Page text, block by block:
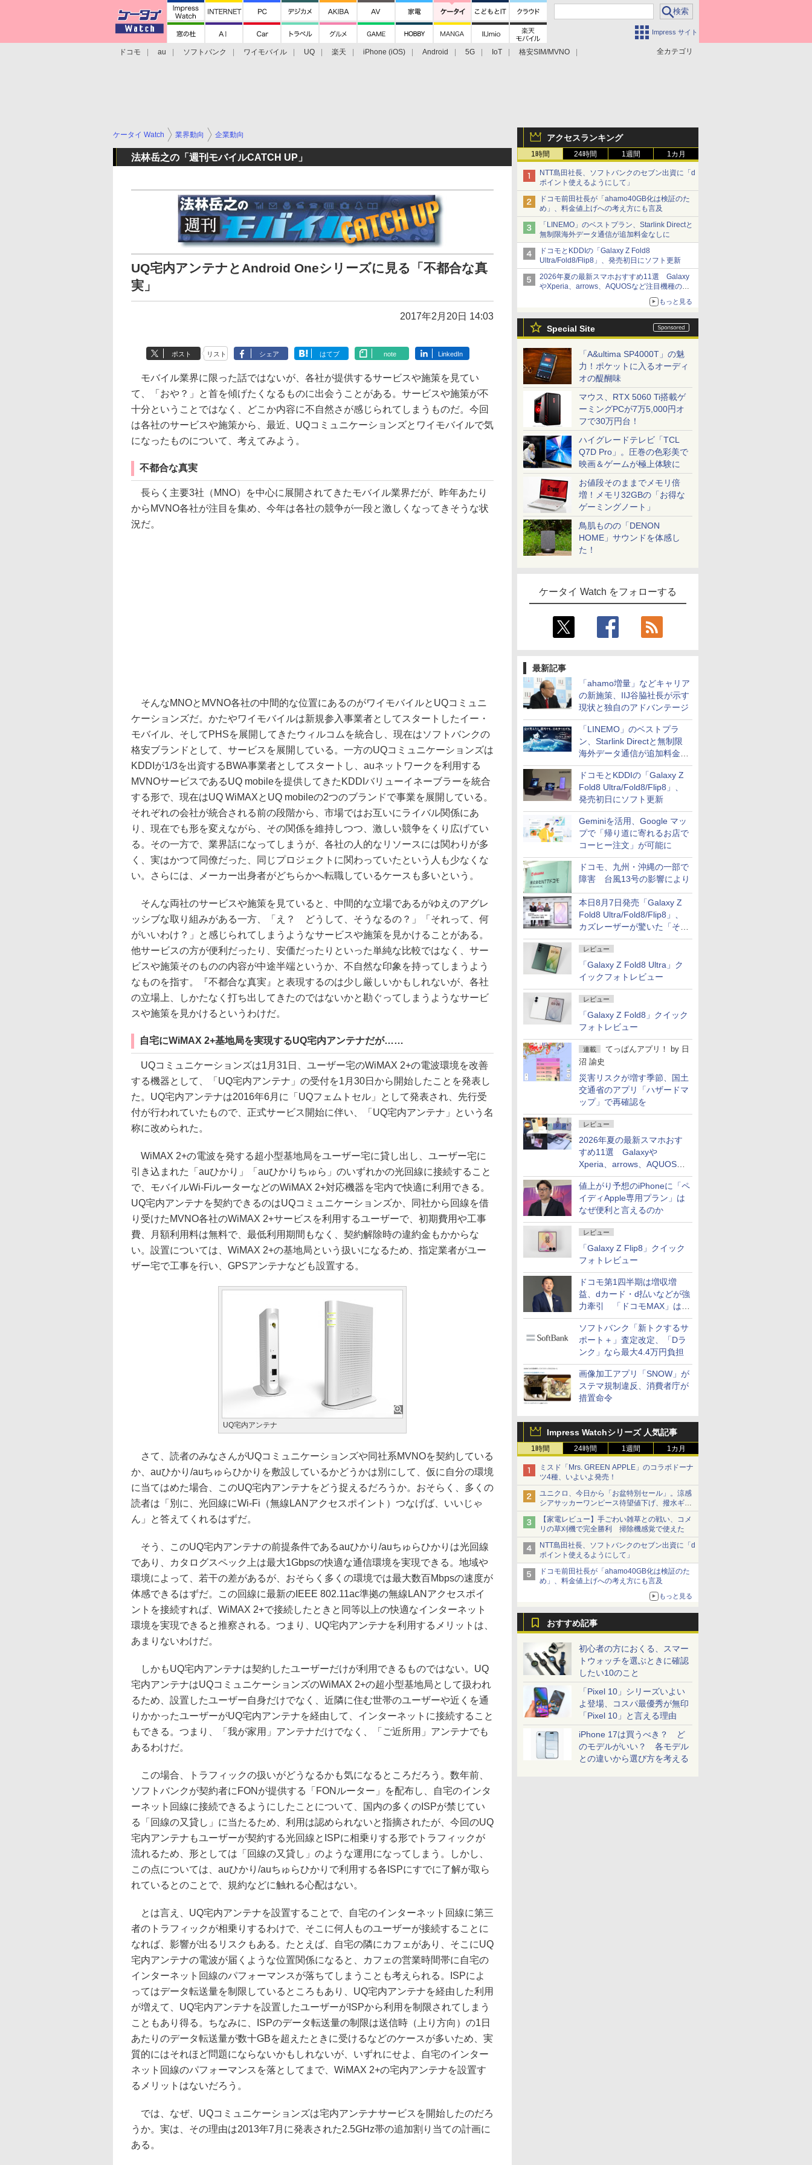
Impress サイト
全カテゴリ
ドコモ au ソフトバンク ワイモバイル UQ 楽天 iPhone (iOS) Android 5G IoT
格安SIM/MVNO
アクセスランキング
1時間 24時間 1週間 1カ月
NTT島田社長、ソフトバンクのセブン出資に「d
ポイント使えるようにして」
ドコモ前田社長が「ahamo40GB化は検証のた
め」、料金値上げへの考え方にも言及
「LINEMO」のベストプラン、Starlink Directと
無制限海外データ通信が追加料金なしに
ドコモとKDDIの「Galaxy Z Fold8
Ultra/Fold8/Flip8」、発売初日にソフト更新
2026年夏の最新スマホおすすめ11選 Galaxy
やXperia、arrows、AQUOSなど注目機種の特
もっと見る
Special Site
「A&ultima SP4000T」の魅
力！ポケットに入るオーディ
オの醍醐味
マウス、RTX 5060 Ti搭載ゲ
ーミングPCが7万5,000円オ
フで30万円台！
ハイグレードテレビ「TCL
Q7D Pro」。圧巻の色彩美で
映画＆ゲームが極上体験に
お値段そのままでメモリ倍
増！メモリ32GBの「お得な
ゲーミングノート」
鳥肌ものの「DENON
HOME」サウンドを体感し
た！
ケータイ Watch をフォローする
最新記事
「ahamo増量」などキャリア
の新施策、IIJ谷脇社長が示す
現状と独自のアドバンテージ
「LINEMO」のベストプラ
ン、Starlink Directと無制限
海外データ通信が追加料金な
しに
ドコモとKDDIの「Galaxy Z
Fold8 Ultra/Fold8/Flip8」、
発売初日にソフト更新
Geminiを活用、Google マッ
プで「帰り道に寄れるお店で
コーヒー注文」が可能に
ドコモ、九州・沖縄の一部で
障害 台風13号の影響により
本日8月7日発売「Galaxy Z
Fold8 Ultra/Fold8/Flip8」、
カズレーザーが驚いた「そば
屋のメニュー並みの薄さ」
レビュー
「Galaxy Z Fold8 Ultra」ク
イックフォトレビュー
レビュー
「Galaxy Z Fold8」クイック
フォトレビュー
連載 てっぱんアプリ！ by 日
沼 諭史
災害リスクが増す季節、国土
交通省のアプリ「ハザードマ
ップ」で再確認を
レビュー
2026年夏の最新スマホおす
すめ11選 Galaxyや
Xperia、arrows、AQUOSな
ど注目機種の特徴は
値上がり予想のiPhoneに「ペ
イディApple専用プラン」は
なぜ便利と言えるのか
レビュー
「Galaxy Z Flip8」クイック
フォトレビュー
ドコモ第1四半期は増収増
益、dカード・d払いなどが強
力牽引 「ドコモMAX」は
400万契約突破
ソフトバンク「新トクするサ
ポート＋」査定改定、「Dラ
ンク」なら最大4.4万円負担
画像加工アプリ「SNOW」が
ステマ規制違反、消費者庁が
措置命令
Impress Watchシリーズ 人気記事
1時間 24時間 1週間 1カ月
ミスド「Mrs. GREEN APPLE」のコラボドーナ
ツ4種、いよいよ発売！
ユニクロ、今日から「お盆特別セール」。涼感
シアサッカーワンピース待望値下げ、撥水ギア
ショーツは1990円に
【家電レビュー】手ごわい雑草との戦い、コメ
リの草刈機で完全勝利 掃除機感覚で使えた
NTT島田社長、ソフトバンクのセブン出資に「d
ポイント使えるようにして」
ドコモ前田社長が「ahamo40GB化は検証のた
め」、料金値上げへの考え方にも言及
もっと見る
おすすめ記事
初心者の方におくる、スマー
トウォッチを選ぶときに確認
したい10のこと
「Pixel 10」シリーズいよい
よ登場、コスパ最優秀が無印
「Pixel 10」と言える理由
iPhone 17は買うべき？ ど
のモデルがいい？ 各モデル
との違いから選び方を考える
ケータイ Watch 業界動向 企業動向
法林岳之の「週刊モバイルCATCH UP」
UQ宅内アンテナとAndroid Oneシリーズに見る「不都合な真
実」
2017年2月20日 14:03
ポスト リスト シェア はてブ note LinkedIn
モバイル業界に限った話ではないが、各社が提供するサービスや施策を見てい
て、「おや？」と首を傾げたくなるものに出会うことがある。サービスや施策が不
十分ということではなく、どこか内容に不自然さが感じられてしまうものだ。今回
は各社のサービスや施策から、最近、UQコミュニケーションズとワイモバイルで気
になったものについて、考えてみよう。
不都合な真実
長らく主要3社（MNO）を中心に展開されてきたモバイル業界だが、昨年あたり
からMVNO各社が注目を集め、今年は各社の競争が一段と激しくなってきそうな状
況だ。
そんなMNOとMVNO各社の中間的な位置にあるのがワイモバイルとUQコミュニ
ケーションズだ。かたやワイモバイルは新規参入事業者としてスタートしたイー・
モバイル、そしてPHSを展開してきたウィルコムを統合し、現在はソフトバンクの
格安ブランドとして、サービスを展開している。一方のUQコミュニケーションズは
KDDIが1/3を出資するBWA事業者としてスタートし、auネットワークを利用する
MVNOサービスであるUQ mobileを提供してきたKDDIバリューイネーブラーを統合
する形で、現在はUQ WiMAXとUQ mobileの2つのブランドで事業を展開している。
それぞれの会社が統合される前の段階から、市場ではお互いにライバル関係にあ
り、現在でも形を変えながら、その関係を維持しつつ、激しい競争をくり広げてい
る。その一方で、業界話になってしまうが、各社の人的なリソースには関わりが多
く、実はかつて同僚だった、同じプロジェクトに関わっていたという人も少なくな
い。さらには、メーカー出身者がどちらかへ転職しているケースも多いという。
そんな両社のサービスや施策を見ていると、中間的な立場であるがゆえのアグレ
ッシブな取り組みがある一方、「え？ どうして、そうなるの？」「それって、何
がいいわけ？」と感じられてしまうようなサービスや施策を見かけることがある。
他サービスの方が便利だったり、安価だったりといった単純な比較ではなく、サー
ビスや施策そのものの内容が中途半端というか、不自然な印象を持ってしまうよう
なものを指す。『不都合な真実』と表現するのは少し厳しいかもしれないが、各社
の立場上、しかたなく打ち出してきたのではないかと勘ぐってしまうようなサービ
スや施策を見かけるというわけだ。
自宅にWiMAX 2+基地局を実現するUQ宅内アンテナだが……
UQコミュニケーションズは1月31日、ユーザー宅のWiMAX 2+の電波環境を改善
する機器として、「UQ宅内アンテナ」の受付を1月30日から開始したことを発表し
た。UQ宅内アンテナは2016年6月に「UQフェムトセル」として発表され、先行受
付が行われていたもので、正式サービス開始に伴い、「UQ宅内アンテナ」という名
称に改められた。
WiMAX 2+の電波を発する超小型基地局をユーザー宅に貸し出し、ユーザー宅に
引き込まれた「auひかり」「auひかりちゅら」のいずれかの光回線に接続すること
で、モバイルWi-FiルーターなどのWiMAX 2+対応機器を宅内で快適に利用できる。
UQ宅内アンテナを契約できるのはUQコミュニケーションズか、同社から回線を借
り受けたMVNO各社のWiMAX 2+サービスを利用するユーザーで、初期費用や工事
費、月額利用料は無料で、最低利用期間もなく、契約解除時の違約金もかからな
い。設置については、WiMAX 2+の基地局という扱いになるため、指定業者がユー
ザー宅で工事を行い、GPSアンテナなども設置する。
UQ宅内アンテナ
さて、読者のみなさんがUQコミュニケーションズや同社系MVNOを契約している
か、auひかり/auちゅらひかりを敷設しているかどうかは別にして、仮に自分の環境
に当てはめた場合、このUQ宅内アンテナをどう捉えるだろうか。おそらく、多くの
読者は「別に、光回線にWi-Fi（無線LANアクセスポイント）つなげば、いいじゃ
ん」と答えてくれるはずだ。
そう、このUQ宅内アンテナの前提条件であるauひかり/auちゅらひかりは光回線
であり、カタログスペック上は最大1Gbpsの快適な通信環境を実現できる。地域や
環境によって、若干の差があるが、おそらく多くの環境では最大数百Mbpsの速度が
体感できるはずだ。この回線に最新のIEEE 802.11ac準拠の無線LANアクセスポイ
ントを接続すれば、WiMAX 2+で接続したときと同等以上の快適なインターネット
環境を実現できると推察される。つまり、UQ宅内アンテナを利用するメリットは、
あまりないわけだ。
しかもUQ宅内アンテナは契約したユーザーだけが利用できるものではない。UQ
宅内アンテナはUQコミュニケーションズのWiMAX 2+の超小型基地局として扱われ
るため、設置したユーザー自身だけでなく、近隣に住む世帯のユーザーや近くを通
りかかったユーザーがUQ宅内アンテナを経由して、インターネットに接続すること
もできる。つまり、「我が家用」アンテナだけでなく、「ご近所用」アンテナでも
あるわけだ。
この場合、トラフィックの扱いがどうなるかも気になるところだろう。数年前、
ソフトバンクが契約者にFONが提供する「FONルーター」を配布し、自宅のインタ
ーネット回線に接続できるようにしたことについて、国内の多くのISPが禁じてい
る「回線の又貸し」に当たるため、利用は認められないと指摘されたが、今回のUQ
宅内アンテナもユーザーが契約する光回線とISPに相乗りする形でトラフィックが
流れるため、形としては「回線の又貸し」のような運用になってしまう。しかし、
この点については、auひかり/auちゅらひかりで利用する各ISPにすでに了解が取ら
れているとのことで、規約などに触れる心配はない。
とは言え、UQ宅内アンテナを設置することで、自宅のインターネット回線に第三
者のトラフィックが相乗りするわけで、そこに何人ものユーザーが接続することに
なれば、影響が出るリスクもある。たとえば、自宅の隣にカフェがあり、そこにUQ
宅内アンテナの電波が届くような位置関係になると、カフェの営業時間帯に自宅の
インターネット回線のパフォーマンスが落ちてしまうことも考えられる。ISPによ
ってはデータ転送量を制限しているところもあり、UQ宅内アンテナを経由した利用
が増えて、UQ宅内アンテナを設置したユーザーがISPから利用を制限されてしまう
こともあり得る。ちなみに、ISPのデータ転送量の制限は送信時（上り方向）の1日
あたりのデータ転送量が数十GBを超えたときに受けるなどのケースが多いため、実
質的にはそれほど問題にならないかもしれないが、いずれにせよ、自宅のインター
ネット回線のパフォーマンスを落としてまで、WiMAX 2+の宅内アンテナを設置す
るメリットはないだろう。
では、なぜ、UQコミュニケーションズは宅内アンテナサービスを開始したのだろ
うか。実は、その理由は2013年7月に発表された2.5GHz帯の追加割り当ての計画に
ある。